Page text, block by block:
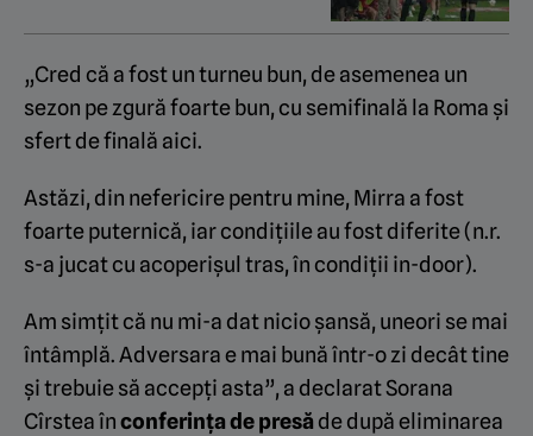
„Cred că a fost un turneu bun, de asemenea un
sezon pe zgură foarte bun, cu semifinală la Roma și
sfert de finală aici.
Astăzi, din nefericire pentru mine, Mirra a fost
foarte puternică, iar condițiile au fost diferite (n.r.
s-a jucat cu acoperișul tras, în condiții in-door).
Am simțit că nu mi-a dat nicio șansă, uneori se mai
întâmplă. Adversara e mai bună într-o zi decât tine
și trebuie să accepți asta”, a declarat Sorana
Cîrstea înconferința de presăde după eliminarea